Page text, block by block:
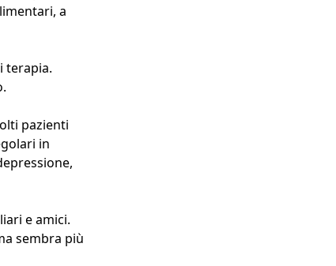
a
terapia.
pazienti
in
e amici.
sembra più